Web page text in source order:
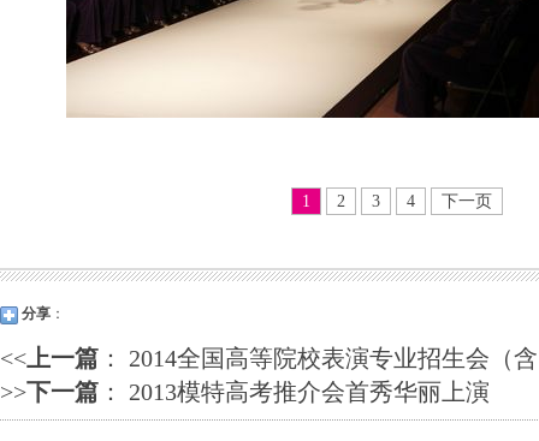
1 2 3 4 下一页
分享 ：
<<上一篇 ： 2014全国高等院校表演专业招生会（
>>下一篇 ： 2013模特高考推介会首秀华丽上演